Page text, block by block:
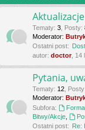
Tematy: 3 Posty:
Moderator:
Ostatni post:
autor: doctor, 14
Pytania,
Tematy: 12 Posty
Moderator:
Subfora:
Bitwy/Akcje
Ostatni post: Re: